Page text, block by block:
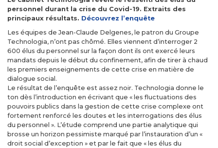
personnel durant la crise du Covid-19. Extraits des
principaux résultats. Découvrez l’enquête
Les équipes de Jean-Claude Delgenes, le patron du Groupe
Technologia, n’ont pas chômé. Elles viennent d’interroger 2
600 élus du personnel sur la façon dont ils ont exercé leurs
mandats depuis le début du confinement, afin de tirer à chaud
les premiers enseignements de cette crise en matière de
dialogue social.
Le résultat de l’enquête est assez noir. Technologia donne le
ton dès l’introduction en écrivant que « les fluctuations des
pouvoirs publics dans la gestion de cette crise complexe ont
fortement renforcé les doutes et les interrogations des élus
du personnel ». L’étude comprend une partie analytique qui
brosse un horizon pessimiste marqué par l’instauration d’un «
droit social d’exception » et par le fait que « les élus du